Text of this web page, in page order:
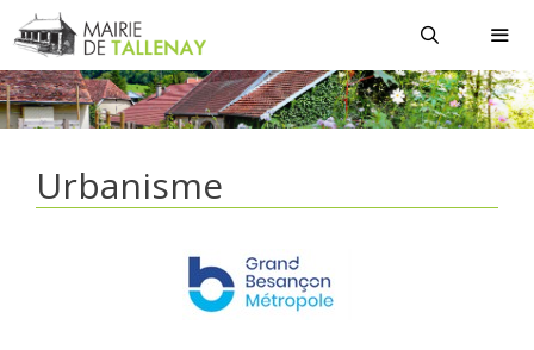
Aller
au
contenu
Urbanisme